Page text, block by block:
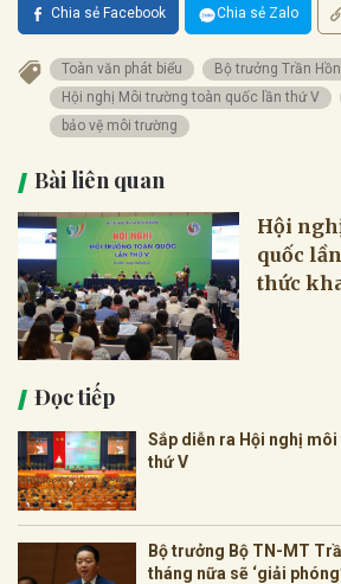
Chia sẻ Facebook Chia sẻ Zalo
Toàn văn phát biểu
Bộ trưởng Trần
Hội nghị Môi trường toàn quốc lần thứ V
bảo vệ môi trường
Bài liên quan
Hội
quốc
thức
Đọc tiếp
Sắp diễn ra Hội nghị
thứ V
Bộ trưởng Bộ TN-MT
tháng nữa sẽ ‘giải